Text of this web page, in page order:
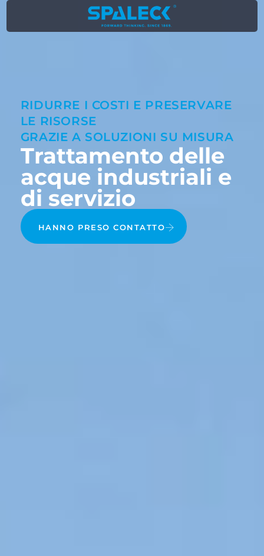
RIDURRE I COSTI E PRESERVARE
LE RISORSE
GRAZIE A SOLUZIONI SU MISURA
Trattamento delle
acque industriali e
di servizio
HANNO PRESO CONTATTO